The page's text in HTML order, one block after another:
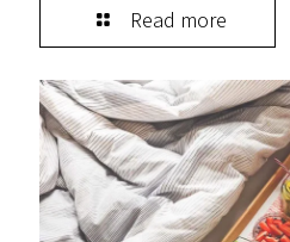
Read more